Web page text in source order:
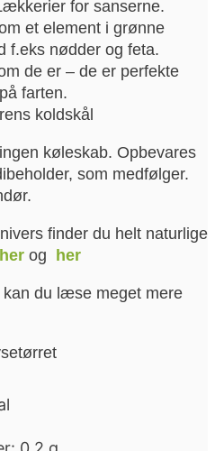
for sanserne.
et element i grønne
f.eks nødder og feta.
de er – de er perfekte
farten.
koldskål
køleskab. Opbevares
som medfølger.
finder du helt naturlige
her og her
kan du læse meget mere